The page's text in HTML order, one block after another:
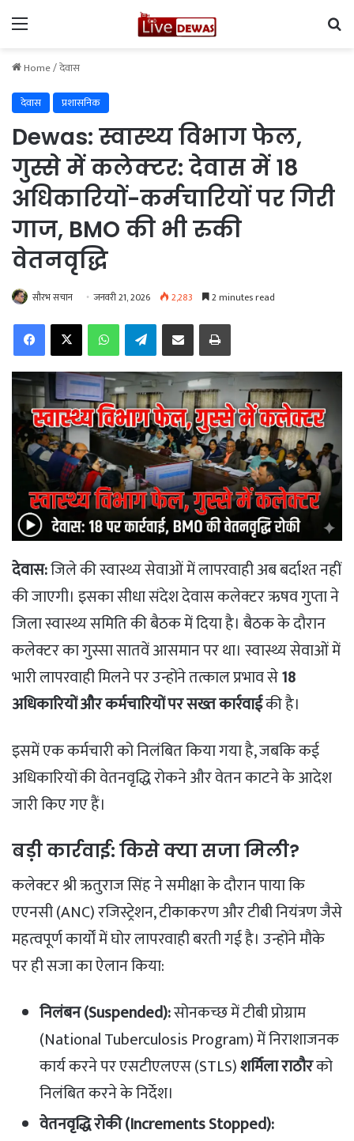
Menu
Home/देवास
देवास
प्रशासनिक
Dewas: स्वास्थ्य विभाग फेल,
गुस्से में कलेक्टर: देवास में 18
अधिकारियों-कर्मचारियों पर गिरी
गाज, BMO की भी रुकी
वेतनवृद्धि
सौरभ सचान जनवरी 21, 2026 2,283 2 minutes read
FacebookX WhatsAppTelegramShare via Email Print
देवास:जिले की स्वास्थ्य सेवाओं में लापरवाही अब बर्दाश्त नहीं
की जाएगी। इसका सीधा संदेश देवास कलेक्टर ऋषव गुप्ता ने
जिला स्वास्थ्य समिति की बैठक में दिया है। बैठक के दौरान
कलेक्टर का गुस्सा सातवें आसमान पर था। स्वास्थ्य सेवाओं में
भारी लापरवाही मिलने पर उन्होंने तत्काल प्रभाव से18
अधिकारियों और कर्मचारियों पर सख्त कार्रवाईकी है।
​इसमें एक कर्मचारी को निलंबित किया गया है, जबकि कई
अधिकारियों की वेतनवृद्धि रोकने और वेतन काटने के आदेश
जारी किए गए हैं।
​बड़ी कार्रवाई: किसे क्या सजा मिली?
​कलेक्टर श्री ऋतुराज सिंह ने समीक्षा के दौरान पाया कि
एएनसी (ANC) रजिस्ट्रेशन, टीकाकरण और टीबी नियंत्रण जैसे
महत्वपूर्ण कार्यों में घोर लापरवाही बरती गई है। उन्होंने मौके
पर ही सजा का ऐलान किया:
निलंबन (Suspended):सोनकच्छ में टीबी प्रोग्राम
(National Tuberculosis Program) में निराशाजनक
कार्य करने पर एसटीएलएस (STLS)शर्मिला राठौरको
निलंबित करने के निर्देश।
वेतनवृद्धि रोकी (Increments Stopped):